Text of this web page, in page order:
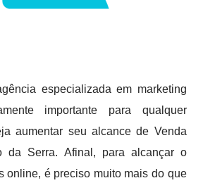
especializada em marketing
importante para qualquer
aumentar seu alcance de Venda
da Serra. Afinal, para alcançar o
online, é preciso muito mais do que